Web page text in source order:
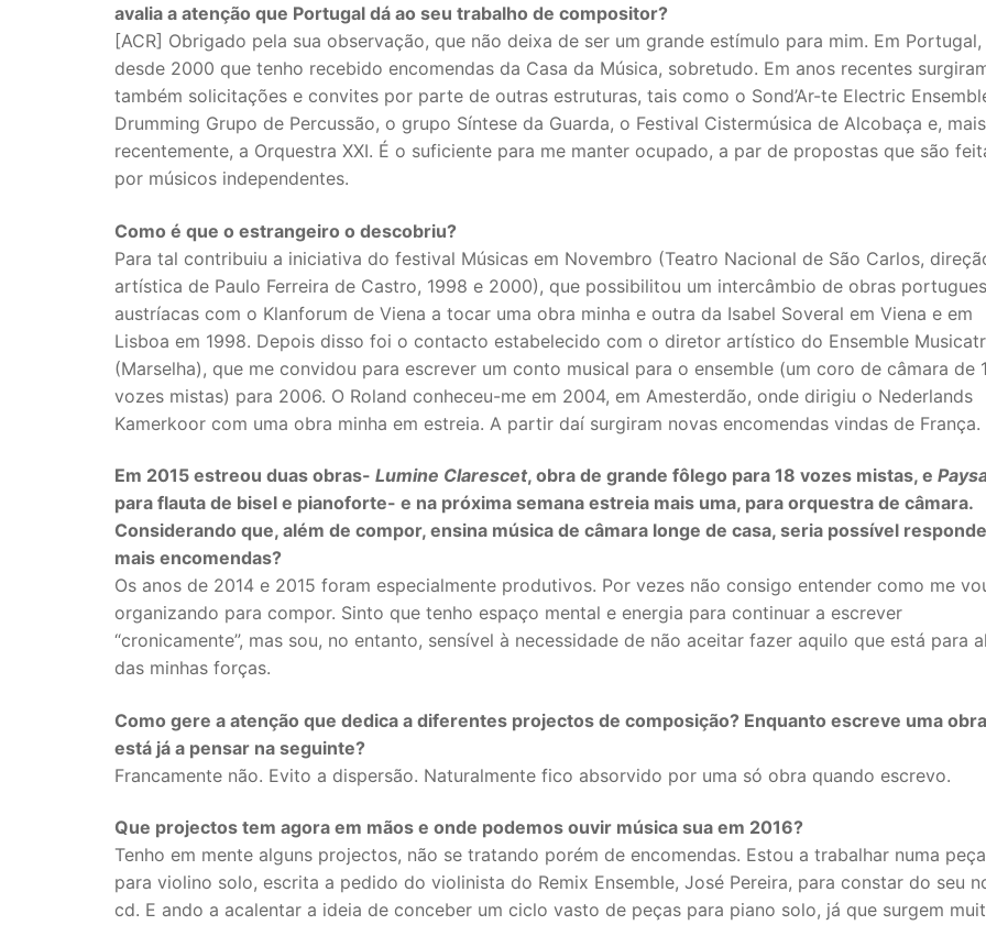
avalia a atenção que Portugal dá ao seu trabalho de compositor?
[ACR] Obrigado pela sua observação, que não deixa de ser um grande estímulo para mim. Em Portugal,
desde 2000 que tenho recebido encomendas da Casa da Música, sobretudo. Em anos recentes
também solicitações e convites por parte de outras estruturas, tais como o Sond’Ar-te Electric
Drumming Grupo de Percussão, o grupo Síntese da Guarda, o Festival Cistermúsica de Alcobaça e, mais
recentemente, a Orquestra XXI. É o suficiente para me manter ocupado, a par de propostas que são
por músicos independentes.
Como é que o estrangeiro o descobriu?
Para tal contribuiu a iniciativa do festival Músicas em Novembro (Teatro Nacional de São Carlos,
artística de Paulo Ferreira de Castro, 1998 e 2000), que possibilitou um intercâmbio de obras
austríacas com o Klanforum de Viena a tocar uma obra minha e outra da Isabel Soveral em Viena e em
Lisboa em 1998. Depois disso foi o contacto estabelecido com o diretor artístico do Ensemble
(Marselha), que me convidou para escrever um conto musical para o ensemble (um coro de câmara de
vozes mistas) para 2006. O Roland conheceu-me em 2004, em Amesterdão, onde dirigiu o Nederlands
Kamerkoor com uma obra minha em estreia. A partir daí surgiram novas encomendas vindas de França.
Em 2015 estreou duas obras- Lumine Clarescet, obra de grande fôlego para 18 vozes mistas, e
para flauta de bisel e pianoforte- e na próxima semana estreia mais uma, para orquestra de câmara.
Considerando que, além de compor, ensina música de câmara longe de casa, seria possível
mais encomendas?
Os anos de 2014 e 2015 foram especialmente produtivos. Por vezes não consigo entender como me
organizando para compor. Sinto que tenho espaço mental e energia para continuar a escrever
“cronicamente”, mas sou, no entanto, sensível à necessidade de não aceitar fazer aquilo que está para
das minhas forças.
Como gere a atenção que dedica a diferentes projectos de composição? Enquanto escreve uma
está já a pensar na seguinte?
Francamente não. Evito a dispersão. Naturalmente fico absorvido por uma só obra quando escrevo.
Que projectos tem agora em mãos e onde podemos ouvir música sua em 2016?
Tenho em mente alguns projectos, não se tratando porém de encomendas. Estou a trabalhar numa peça
para violino solo, escrita a pedido do violinista do Remix Ensemble, José Pereira, para constar do seu
cd. E ando a acalentar a ideia de conceber um ciclo vasto de peças para piano solo, já que surgem